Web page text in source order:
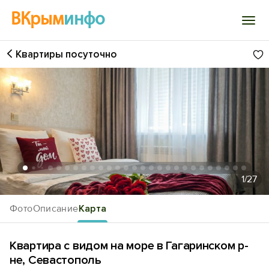
ВКрыминфо
Войти
Добавить свой объект
ФотоОписаниеКарта
Квартиры посуточно
1/27
Квартира с видом на море в Гагаринском р-
не, Севастополь